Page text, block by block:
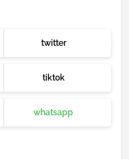
twitter
tiktok
whatsapp